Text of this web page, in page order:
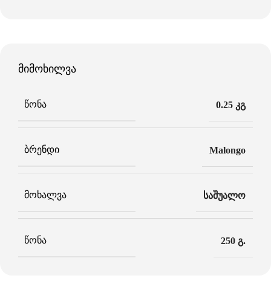
მიმოხილვა
ᲬᲝᲜᲐ 0.25 კგ
ᲑᲠᲔᲜᲓᲘ Malongo
ᲛᲝᲮᲐᲚᲕᲐ საშუალო
ᲬᲝᲜᲐ 250 გ.